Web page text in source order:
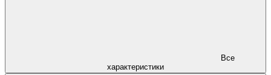
характеристики